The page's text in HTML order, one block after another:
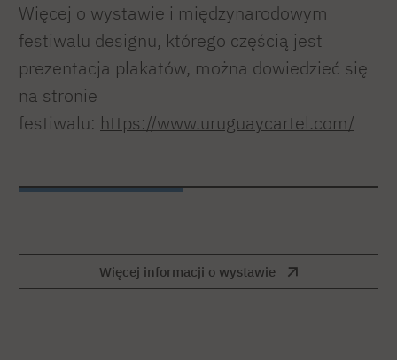
Więcej o wystawie i międzynarodowym
festiwalu designu, którego częścią jest
prezentacja plakatów, można dowiedzieć się
na stronie
festiwalu: https://www.uruguaycartel.com/
Więcej informacji o wystawie